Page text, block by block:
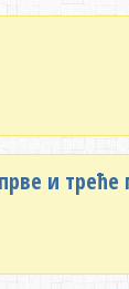
и треће